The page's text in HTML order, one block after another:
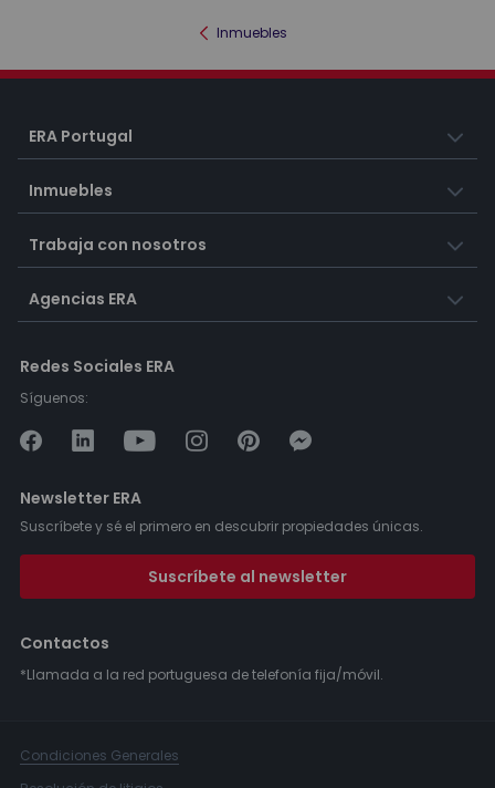
Inmuebles
ERA Portugal
Inmuebles
Trabaja con nosotros
Agencias ERA
Redes Sociales ERA
Síguenos:
Newsletter ERA
Suscríbete y sé el primero en descubrir propiedades únicas.
Suscríbete al newsletter
Contactos
*Llamada a la red portuguesa de telefonía fija/móvil.
Condiciones Generales